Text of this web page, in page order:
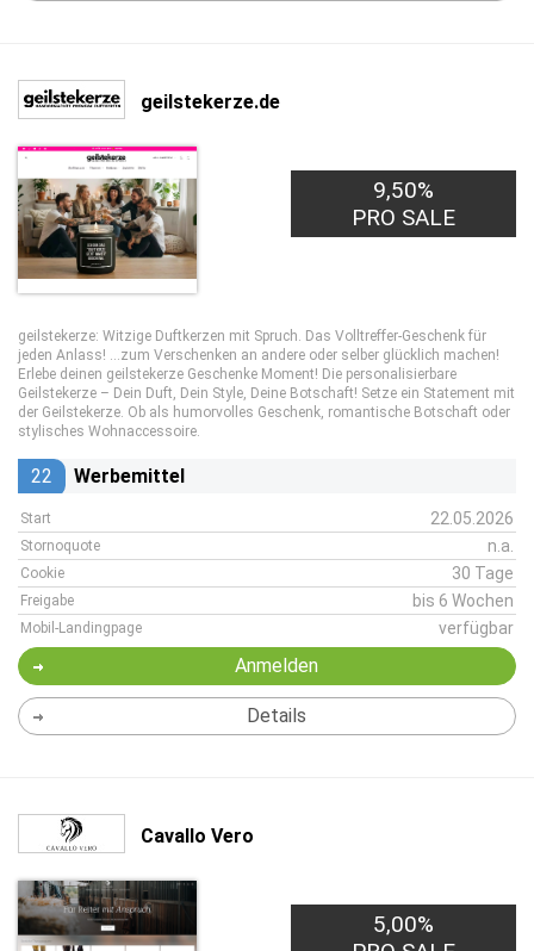
geilstekerze.de
9,50%
PRO SALE
geilstekerze: Witzige Duftkerzen mit Spruch. Das Volltreffer-Geschenk für
jeden Anlass! …zum Verschenken an andere oder selber glücklich machen!
Erlebe deinen geilstekerze Geschenke Moment! Die personalisierbare
Geilstekerze – Dein Duft, Dein Style, Deine Botschaft! Setze ein Statement mit
der Geilstekerze. Ob als humorvolles Geschenk, romantische Botschaft oder
stylisches Wohnaccessoire.
22 Werbemittel
Start 22.05.2026
Stornoquote n.a.
Cookie 30 Tage
Freigabe bis 6 Wochen
Mobil-Landingpage verfügbar
Anmelden
Details
Cavallo Vero
5,00%